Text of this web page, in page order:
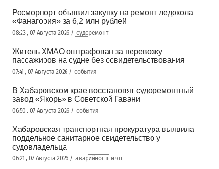
Росморпорт объявил закупку на ремонт ледокола
«Фанагория» за 6,2 млн рублей
08:23 , 07 Августа 2026 / судоремонт
Житель ХМАО оштрафован за перевозку
пассажиров на судне без освидетельствования
07:41 , 07 Августа 2026 / события
В Хабаровском крае восстановят судоремонтный
завод «Якорь» в Советской Гавани
06:50 , 07 Августа 2026 / события
Хабаровская транспортная прокуратура выявила
поддельное санитарное свидетельство у
судовладельца
06:21 , 07 Августа 2026 / аварийность и чп